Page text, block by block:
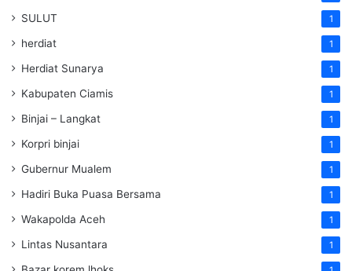
SULUT 1
herdiat 1
Herdiat Sunarya 1
Kabupaten Ciamis 1
Binjai – Langkat 1
Korpri binjai 1
Gubernur Mualem 1
Hadiri Buka Puasa Bersama 1
Wakapolda Aceh 1
Lintas Nusantara 1